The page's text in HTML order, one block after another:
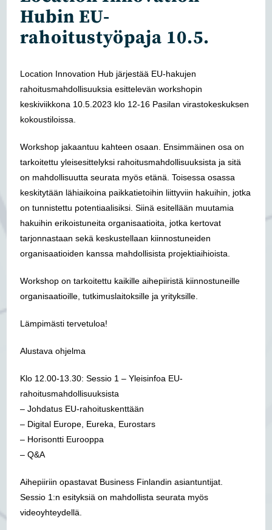
Hubin EU-
rahoitustyöpaja 10.5.
Location Innovation Hub järjestää EU-hakujen
rahoitusmahdollisuuksia esittelevän workshopin
keskiviikkona 10.5.2023 klo 12-16 Pasilan virastokeskuksen
kokoustiloissa.
Workshop jakaantuu kahteen osaan. Ensimmäinen osa on
tarkoitettu yleisesittelyksi rahoitusmahdollisuuksista ja sitä
on mahdollisuutta seurata myös etänä. Toisessa osassa
keskitytään lähiaikoina paikkatietoihin liittyviin hakuihin, jotka
on tunnistettu potentiaalisiksi. Siinä esitellään muutamia
hakuihin erikoistuneita organisaatioita, jotka kertovat
tarjonnastaan sekä keskustellaan kiinnostuneiden
organisaatioiden kanssa mahdollisista projektiaihioista.
Workshop on tarkoitettu kaikille aihepiiristä kiinnostuneille
organisaatioille, tutkimuslaitoksille ja yrityksille.
Lämpimästi tervetuloa!
Alustava ohjelma
Klo 12.00-13.30: Sessio 1 – Yleisinfoa EU-
rahoitusmahdollisuuksista
– Johdatus EU-rahoituskenttään
– Digital Europe, Eureka, Eurostars
– Horisontti Eurooppa
– Q&A
Aihepiiriin opastavat Business Finlandin asiantuntijat.
Sessio 1:n esityksiä on mahdollista seurata myös
videoyhteydellä.